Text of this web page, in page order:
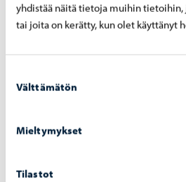
yhdistää näitä tietoja muihin
tai joita on kerätty, kun olet käyttänyt
valinta
Välttämätön
Mieltymykset
Tilastot